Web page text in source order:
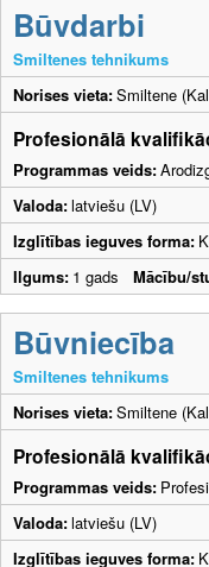
Būvdarbi
Smiltenes tehnikums
Norises vieta:Smiltene
Profesionālā
Programmas veids:
Valoda:latviešu (LV)
Izglītības ieguves forma:
Ilgums: 1 gads Mācību/
Būvniecība
Smiltenes tehnikums
Norises vieta:Smiltene
Profesionālā
Programmas veids:
Valoda:latviešu (LV)
Izglītības ieguves forma: